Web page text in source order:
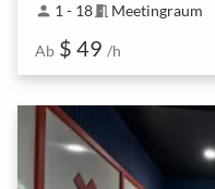
person 1 - 18meeting_room Meetingraum
Ab $ 49 /h